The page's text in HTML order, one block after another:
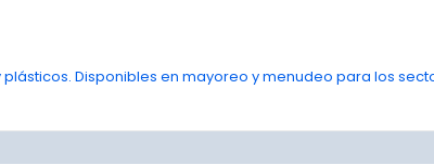
Disponibles en mayoreo y menudeo para los